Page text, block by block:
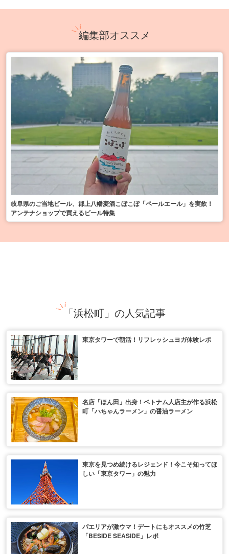
編集部オススメ
岐阜県のご当地ビール、郡上八幡麦酒こぼこぼ「ペールエール」を実飲！
アンテナショップで買えるビール特集
「浜松町」の人気記事
東京タワーで朝活！リフレッシュヨガ体験レポ
名店「ほん田」出身！ベトナム人店主が作る浜松
町「ハちゃんラーメン」の醤油ラーメン
東京を見つめ続けるレジェンド！今こそ知ってほ
しい「東京タワー」の魅力
パエリアが激ウマ！デートにもオススメの竹芝
「BESIDE SEASIDE」レポ